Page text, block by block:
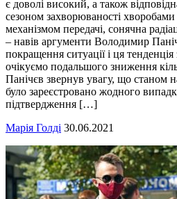
є доволі високий, а також
сезоном захворюваності
механізмом передачі, сонячна
– навів аргументи Володимир
покращення ситуації і ця
очікуємо подальшого зниження
Панічєв звернув увагу, що станом
було зареєстровано жодного
підтвердження […]
Марія Голді 30.06.2021